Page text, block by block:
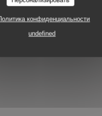
конфиденциальности
undefined